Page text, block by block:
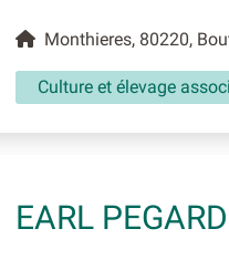
Monthieres, 80220,
Culture et élevage
EARL